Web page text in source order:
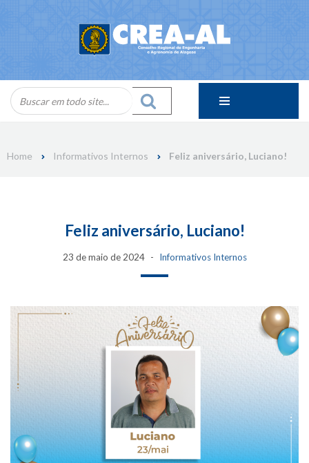
Home Informativos Internos Feliz aniversário, Luciano!
Feliz aniversário, Luciano!
23 de maio de 2024 Informativos Internos